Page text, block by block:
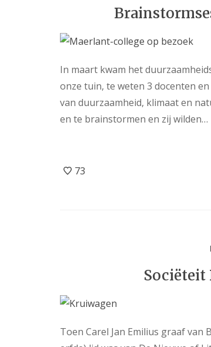
In maart kwam het
onze tuin, te weten 3 docenten
van duurzaamheid, klimaat en
en te brainstormen en zij wilden…
73
Sociëteit
Toen Carel Jan Emilius graaf van